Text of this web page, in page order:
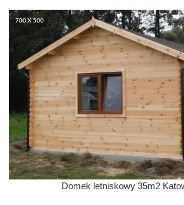
700 X 500
Domek letniskowy 35m2